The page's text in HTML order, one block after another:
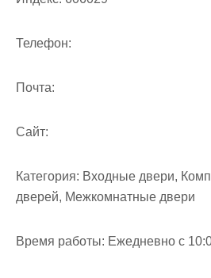
Телефон:
Почта:
Cайт:
Категория: Входные двери,
дверей, Межкомнатные двери
Время работы: Ежедневно с